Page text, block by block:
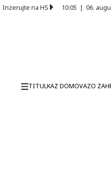
Inzerujte na HS 10:05 | 06.
TITULKAZ DOMOVAZO